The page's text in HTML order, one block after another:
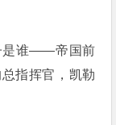
是谁——帝国前
指挥官，凯勒